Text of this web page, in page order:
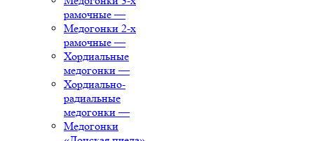
рамочные —
Медогонки 2-х
рамочные —
Хордиальные
медогонки —
Хордиально-
радиальные
медогонки —
Медогонки